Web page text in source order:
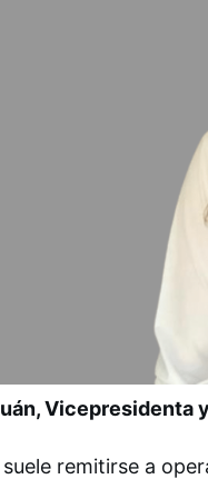
Vicepresidenta
remitirse a